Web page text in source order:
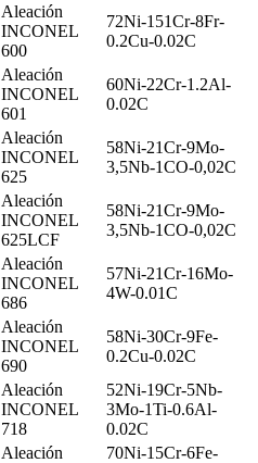
Aleación
INCONEL
600
72Ni-151Cr-8Fr-
0.2Cu-0.02C
Aleación
INCONEL
601
60Ni-22Cr-1.2Al-
0.02C
Aleación
INCONEL
625
58Ni-21Cr-9Mo-
3,5Nb-1CO-0,02C
Aleación
INCONEL
625LCF
58Ni-21Cr-9Mo-
3,5Nb-1CO-0,02C
Aleación
INCONEL
686
57Ni-21Cr-16Mo-
4W-0.01C
Aleación
INCONEL
690
58Ni-30Cr-9Fe-
0.2Cu-0.02C
Aleación
INCONEL
718
52Ni-19Cr-5Nb-
3Mo-1Ti-0.6Al-
0.02C
Aleación
70Ni-15Cr-6Fe-